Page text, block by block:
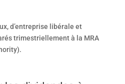
d’entreprise libérale et
trimestriellement à la MRA